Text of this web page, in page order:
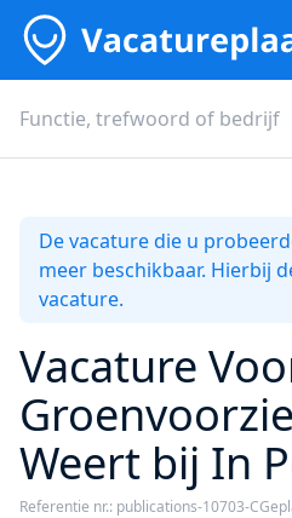
De vacature die u
meer beschikbaar. Hierbij
vacature.
Vacature
Weert bij In
Referentie nr.: publications-10703-C